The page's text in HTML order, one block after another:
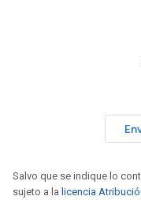
Salvo que se indique lo
sujeto a la licencia